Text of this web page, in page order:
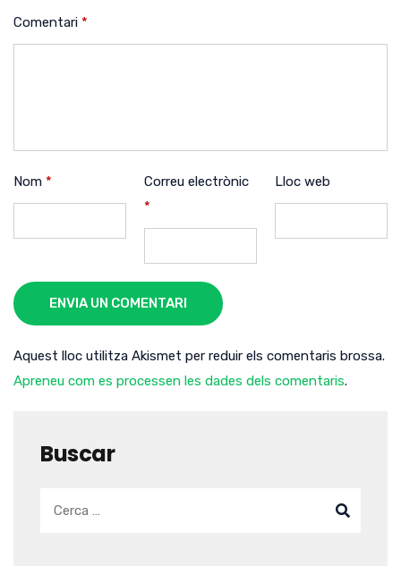
Comentari *
Nom *
Correu electrònic
*
Lloc web
ENVIA UN COMENTARI
Aquest lloc utilitza Akismet per reduir els comentaris brossa.
Apreneu com es processen les dades dels comentaris.
Buscar